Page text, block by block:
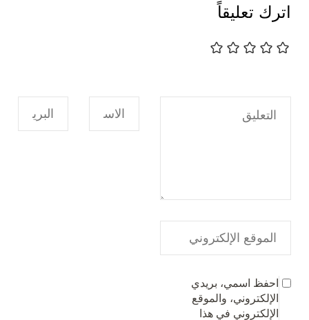
اترك تعليقاً
احفظ اسمي، بريدي
الإلكتروني، والموقع
الإلكتروني في هذا